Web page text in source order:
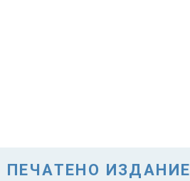
ПЕЧАТЕНО ИЗДАНИЕ